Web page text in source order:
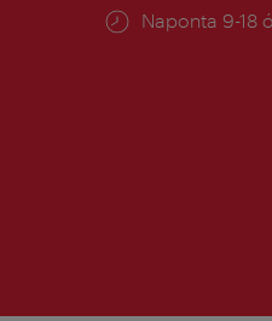
Nyitva
Naponta 9-18